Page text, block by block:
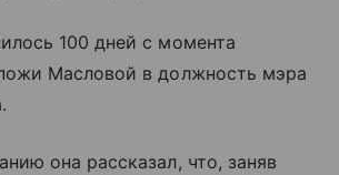
100 дней с момента
Масловой в должность мэра
она рассказал, что, заняв